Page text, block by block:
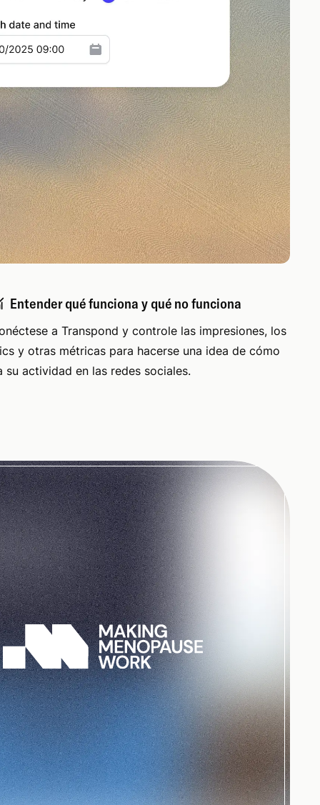
Entender qué funciona y qué no funciona
a Transpond y controle las impresiones, los
y otras métricas para hacerse una idea de cómo
su actividad en las redes sociales.